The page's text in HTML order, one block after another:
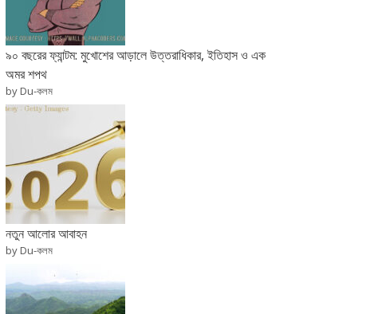
৯০ বছরের ফ্যান্টম: মুখোশের আড়ালে উত্তরাধিকার, ইতিহাস ও এক
অমর শপথ
by Du-কলম
নতুন আলোর আবাহন
by Du-কলম